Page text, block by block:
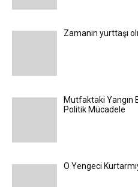
Zamanın yurttaşı
Mutfaktaki Yangın
Politik Mücadele
O Yengeci